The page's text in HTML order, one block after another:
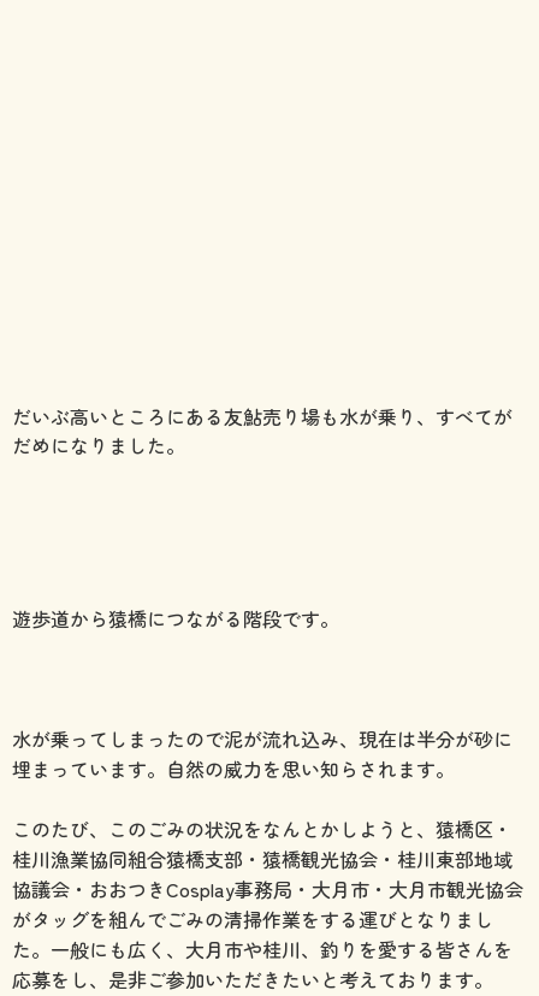
だいぶ高いところにある友鮎売り場も水が乗り、すべてが
だめになりました。
遊歩道から猿橋につながる階段です。
水が乗ってしまったので泥が流れ込み、現在は半分が砂に
埋まっています。自然の威力を思い知らされます。
このたび、このごみの状況をなんとかしようと、猿橋区・
桂川漁業協同組合猿橋支部・猿橋観光協会・桂川東部地域
協議会・おおつきCosplay事務局・大月市・大月市観光協会
がタッグを組んでごみの清掃作業をする運びとなりまし
た。一般にも広く、大月市や桂川、釣りを愛する皆さんを
応募をし、是非ご参加いただきたいと考えております。